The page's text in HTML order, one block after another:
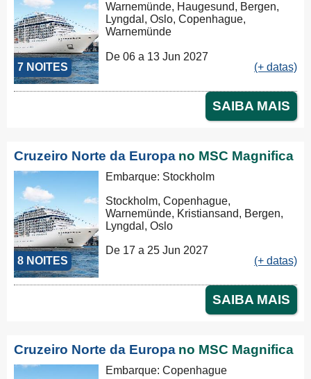
7 NOITES
Warnemünde, Haugesund, Bergen,
Lyngdal, Oslo, Copenhague,
Warnemünde
De 06 a 13 Jun 2027
(+ datas)
SAIBA MAIS
Cruzeiro Norte da Europa no MSC Magnifica
8 NOITES
Embarque: Stockholm
Stockholm, Copenhague,
Warnemünde, Kristiansand, Bergen,
Lyngdal, Oslo
De 17 a 25 Jun 2027
(+ datas)
SAIBA MAIS
Cruzeiro Norte da Europa no MSC Magnifica
Embarque: Copenhague